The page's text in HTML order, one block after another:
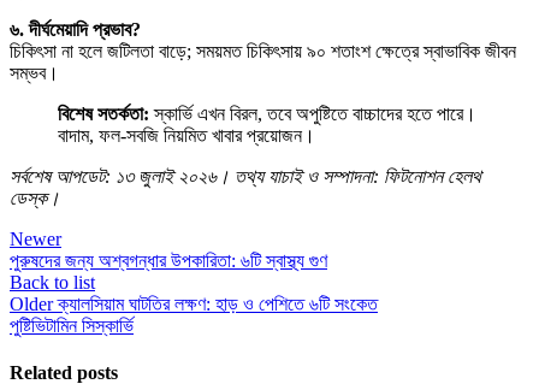
৬. দীর্ঘমেয়াদি প্রভাব?
চিকিৎসা না হলে জটিলতা বাড়ে; সময়মত চিকিৎসায় ৯০ শতাংশ ক্ষেত্রে স্বাভাবিক জীবন
সম্ভব।
বিশেষ সতর্কতা: স্কার্ভি এখন বিরল, তবে অপুষ্টিতে বাচ্চাদের হতে পারে।
বাদাম, ফল-সবজি নিয়মিত খাবার প্রয়োজন।
সর্বশেষ আপডেট: ১৩ জুলাই ২০২৬। তথ্য যাচাই ও সম্পাদনা: ফিটনোশন হেলথ
ডেস্ক।
Newer
পুরুষদের জন্য অশ্বগন্ধার উপকারিতা: ৬টি স্বাস্থ্য গুণ
Back to list
Older ক্যালসিয়াম ঘাটতির লক্ষণ: হাড় ও পেশিতে ৬টি সংকেত
পুষ্টিভিটামিন সিস্কার্ভি
Related posts